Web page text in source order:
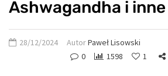
Ashwagandha i inne
28/12/2024 AutorPaweł Lisowski
0
1598 1